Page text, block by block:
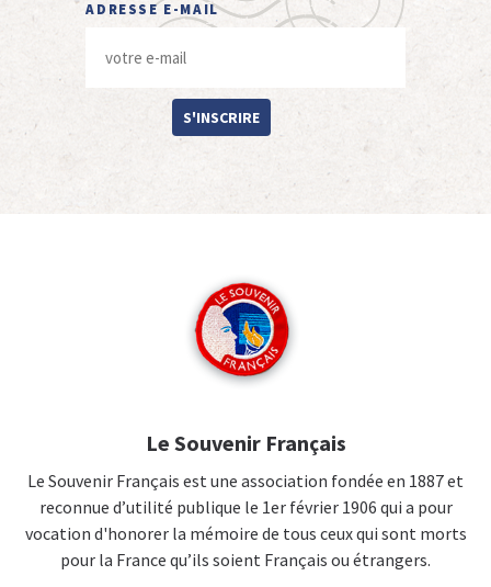
ADRESSE E-MAIL
S'INSCRIRE
Le Souvenir Français
Le Souvenir Français est une association fondée en 1887 et
reconnue d’utilité publique le 1er février 1906 qui a pour
vocation d'honorer la mémoire de tous ceux qui sont morts
pour la France qu’ils soient Français ou étrangers.